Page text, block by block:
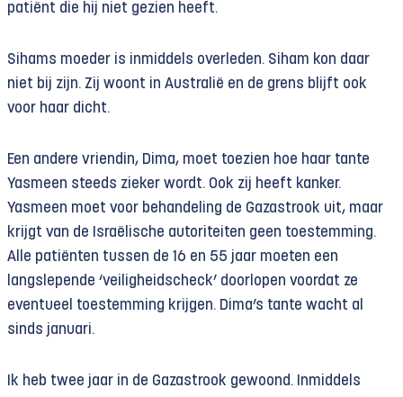
patiënt die hij niet gezien heeft.
Sihams moeder is inmiddels overleden. Siham kon daar
niet bij zijn. Zij woont in Australië en de grens blijft ook
voor haar dicht.
Een andere vriendin, Dima, moet toezien hoe haar tante
Yasmeen steeds zieker wordt. Ook zij heeft kanker.
Yasmeen moet voor behandeling de Gazastrook uit, maar
krijgt van de Israëlische autoriteiten geen toestemming.
Alle patiënten tussen de 16 en 55 jaar moeten een
langslepende ‘veiligheidscheck’ doorlopen voordat ze
eventueel toestemming krijgen. Dima’s tante wacht al
sinds januari.
Ik heb twee jaar in de Gazastrook gewoond. Inmiddels